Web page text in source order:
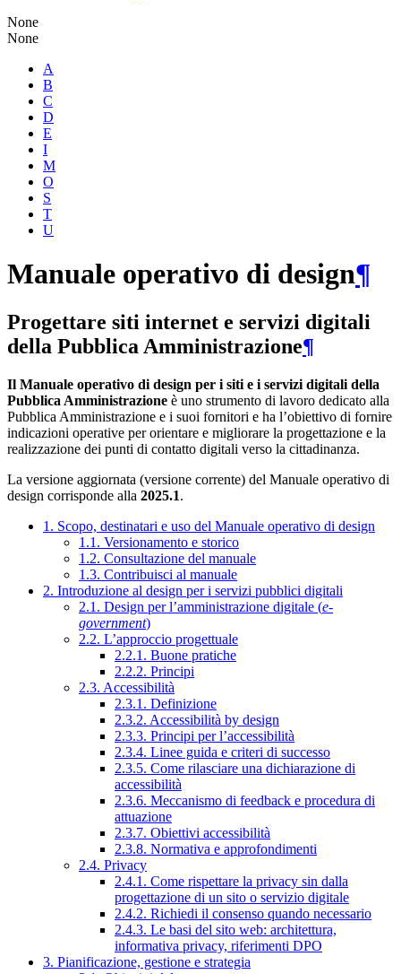
None
None
A
B
C
D
E
I
M
O
S
T
U
Manuale operativo di design¶
Progettare siti internet e servizi digitali
della Pubblica Amministrazione¶
Il Manuale operativo di design per i siti e i servizi digitali della
Pubblica Amministrazione è uno strumento di lavoro dedicato alla
Pubblica Amministrazione e i suoi fornitori e ha l’obiettivo di fornire
indicazioni operative per orientare e migliorare la progettazione e la
realizzazione dei punti di contatto digitali verso la cittadinanza.
La versione aggiornata (versione corrente) del Manuale operativo di
design corrisponde alla 2025.1.
1. Scopo, destinatari e uso del Manuale operativo di design
1.1. Versionamento e storico
1.2. Consultazione del manuale
1.3. Contribuisci al manuale
2. Introduzione al design per i servizi pubblici digitali
2.1. Design per l’amministrazione digitale (e-
government)
2.2. L’approccio progettuale
2.2.1. Buone pratiche
2.2.2. Principi
2.3. Accessibilità
2.3.1. Definizione
2.3.2. Accessibilità by design
2.3.3. Principi per l’accessibilità
2.3.4. Linee guida e criteri di successo
2.3.5. Come rilasciare una dichiarazione di
accessibilità
2.3.6. Meccanismo di feedback e procedura di
attuazione
2.3.7. Obiettivi accessibilità
2.3.8. Normativa e approfondimenti
2.4. Privacy
2.4.1. Come rispettare la privacy sin dalla
progettazione di un sito o servizio digitale
2.4.2. Richiedi il consenso quando necessario
2.4.3. Le basi del sito web: architettura,
informativa privacy, riferimenti DPO
3. Pianificazione, gestione e strategia